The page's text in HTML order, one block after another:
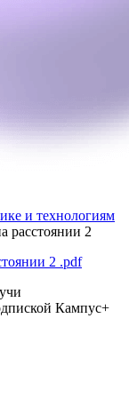
и технологиям
расстоянии 2
2 .pdf
Кампус+